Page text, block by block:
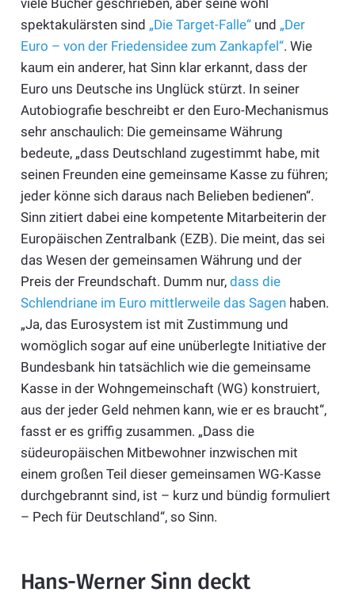
viele Bücher geschrieben, aber seine wohl
spektakulärsten sind „Die Target-Falle“und „Der
Euro – von der Friedensidee zum Zankapfel“. Wie
kaum ein anderer, hat Sinn klar erkannt, dass der
Euro uns Deutsche ins Unglück stürzt. In seiner
Autobiografie beschreibt er den Euro-Mechanismus
sehr anschaulich: Die gemeinsame Währung
bedeute, „dass Deutschland zugestimmt habe, mit
seinen Freunden eine gemeinsame Kasse zu führen;
jeder könne sich daraus nach Belieben bedienen“.
Sinn zitiert dabei eine kompetente Mitarbeiterin der
Europäischen Zentralbank (EZB). Die meint, das sei
das Wesen der gemeinsamen Währung und der
Preis der Freundschaft. Dumm nur, dass die
Schlendriane im Euro mittlerweile das Sagenhaben.
„Ja, das Eurosystem ist mit Zustimmung und
womöglich sogar auf eine unüberlegte Initiative der
Bundesbank hin tatsächlich wie die gemeinsame
Kasse in der Wohngemeinschaft (WG) konstruiert,
aus der jeder Geld nehmen kann, wie er es braucht“,
fasst er es griffig zusammen. „Dass die
südeuropäischen Mitbewohner inzwischen mit
einem großen Teil dieser gemeinsamen WG-Kasse
durchgebrannt sind, ist – kurz und bündig formuliert
– Pech für Deutschland“, so Sinn.
Hans-Werner Sinn deckt